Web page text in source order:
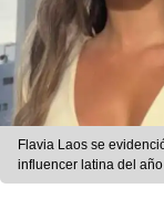
Flavia Laos se
influencer latina del
composición/Flavia